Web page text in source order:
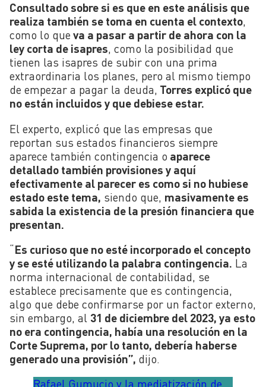
Consultado sobre si es que en este análisis que
realiza también se toma en cuenta el contexto,
como lo que va a pasar a partir de ahora con la
ley corta de isapres, como la posibilidad que
tienen las isapres de subir con una prima
extraordinaria los planes, pero al mismo tiempo
de empezar a pagar la deuda, Torres explicó que
no están incluidos y que debiese estar.
El experto, explicó que las empresas que
reportan sus estados financieros siempre
aparece también contingencia o aparece
detallado también provisiones y aquí
efectivamente al parecer es como si no hubiese
estado este tema, siendo que, masivamente es
sabida la existencia de la presión financiera que
presentan.
“Es curioso que no esté incorporado el concepto
y se esté utilizando la palabra contingencia. La
norma internacional de contabilidad, se
establece precisamente que es contingencia,
algo que debe confirmarse por un factor externo,
sin embargo, al 31 de diciembre del 2023, ya esto
no era contingencia, había una resolución en la
Corte Suprema, por lo tanto, debería haberse
generado una provisión”, dijo.
Rafael Gumucio y la mediatización de